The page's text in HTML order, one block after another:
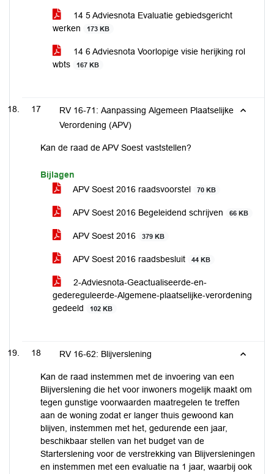
14 5 Adviesnota Evaluatie gebiedsgericht
werken
173 KB
14 6 Adviesnota Voorlopige visie herijking rol
wbts
167 KB
17
RV 16-71: Aanpassing Algemeen Plaatselijke
Verordening (APV)
Kan de raad de APV Soest vaststellen?
Bijlagen
APV Soest 2016 raadsvoorstel
70 KB
APV Soest 2016 Begeleidend schrijven 66 KB
APV Soest 2016 379 KB
APV Soest 2016 raadsbesluit 44 KB
2-Adviesnota-Geactualiseerde-en-
gedereguleerde-Algemene-plaatselijke-verordening
gedeeld
102 KB
18 RV 16-62: Blijverslening
Kan de raad instemmen met de invoering van een
Blijverslening die het voor inwoners mogelijk maakt om
tegen gunstige voorwaarden maatregelen te treffen
aan de woning zodat er langer thuis gewoond kan
blijven, instemmen met het, gedurende een jaar,
beschikbaar stellen van het budget van de
Starterslening voor de verstrekking van Blijversleningen
en instemmen met een evaluatie na 1 jaar, waarbij ook